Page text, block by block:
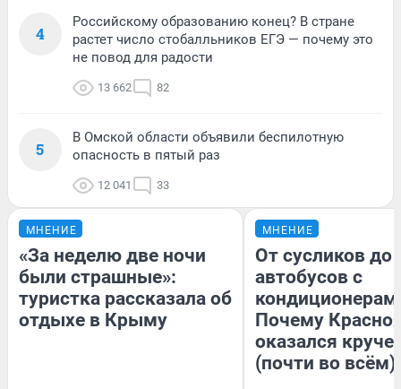
4
Российскому образованию конец? В стране
растет число стобалльников ЕГЭ — почему это
не повод для радости
13 662 82
5
В Омской области объявили беспилотную
опасность в пятый раз
12 041 33
МНЕНИЕ
«За неделю две ночи
были страшные»:
туристка рассказала об
отдыхе в Крыму
МНЕНИЕ
От сусликов до
автобусов с
Почему
оказался
(почти во всём)